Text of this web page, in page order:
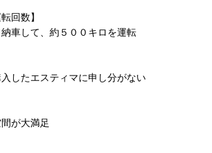
回数】
車して、約５００キロを運転
したエスティマに申し分がない
が大満足